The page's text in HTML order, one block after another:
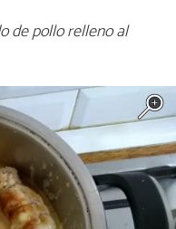
de pollo relleno al